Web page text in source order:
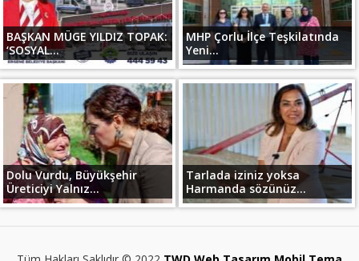
BAŞKAN MÜGE YILDIZ TOPAK:
‘SOSYAL...
MHP Çorlu İlçe Teşkilatında
Yeni...
Dolu Vurdu, Büyükşehir
Üreticiyi Yalnız...
Tarlada iziniz yoksa
Harmanda sözünüz...